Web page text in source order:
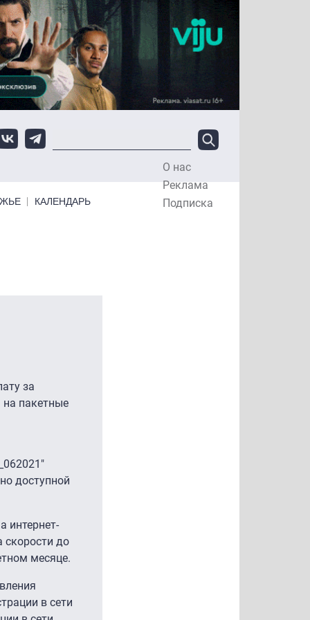
О нас
Реклама
Подписка
КАЛЕНДАРЬ
за
на пакетные
доступной
интернет-
скорости до
месяце.
в сети